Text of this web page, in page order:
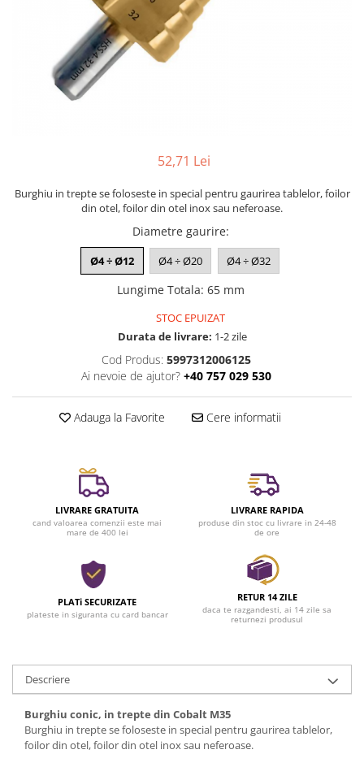
52,71 Lei
Burghiu in trepte se foloseste in special pentru gaurirea tablelor, foilor
din otel, foilor din otel inox sau neferoase.
Diametre gaurire:
Ø4 ÷ Ø12 Ø4 ÷ Ø20 Ø4 ÷ Ø32
Lungime Totala: 65 mm
STOC EPUIZAT
Durata de livrare: 1-2 zile
Cod Produs: 5997312006125
Ai nevoie de ajutor? +40 757 029 530
Adauga la Favorite Cere informatii
LIVRARE GRATUITA
cand valoarea comenzii este mai
mare de 400 lei
LIVRARE RAPIDA
produse din stoc cu livrare in 24-48
de ore
PLATi SECURIZATE
plateste in siguranta cu card bancar
RETUR 14 ZILE
daca te razgandesti, ai 14 zile sa
returnezi produsul
Descriere
Burghiu conic, in trepte din Cobalt M35
Burghiu in trepte se foloseste in special pentru gaurirea tablelor,
foilor din otel, foilor din otel inox sau neferoase.